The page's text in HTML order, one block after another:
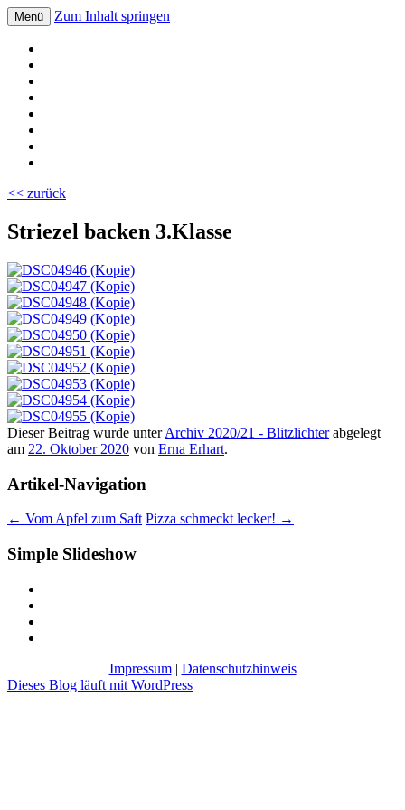
Volksschule Bad Blumau
Menü Zum Inhalt springen
<< zurück
Striezel backen 3.Klasse
Dieser Beitrag wurde unterArchiv 2020/21 - Blitzlichterabgelegt
am 22. Oktober 2020 von Erna Erhart.
Artikel-Navigation
← Vom Apfel zum Saft Pizza schmeckt lecker! →
Simple Slideshow
Impressum| Datenschutzhinweis
Dieses Blog läuft mit WordPress